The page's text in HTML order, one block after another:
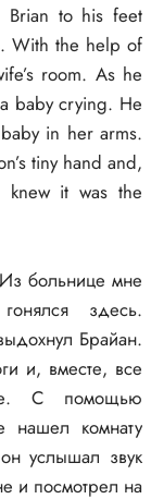
Brian to his feet
With the help of
room. As he
baby crying. He
in her arms.
tiny hand and,
it was the
больнице мне
здесь.
Брайан.
и, вместе, все
С помощью
нашел комнату
услышал звук
и посмотрел на